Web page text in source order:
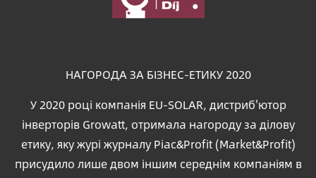
НАГОРОДА ЗА БІЗНЕС-ЕТИКУ 2020
У 2020 році компанія EU-SOLAR, дистриб'ютор
інверторів Growatt, отримала нагороду за ділову
етику, яку журі журналу Piac&Profit (Market&Profit)
присудило лише двом іншим середнім компаніям в